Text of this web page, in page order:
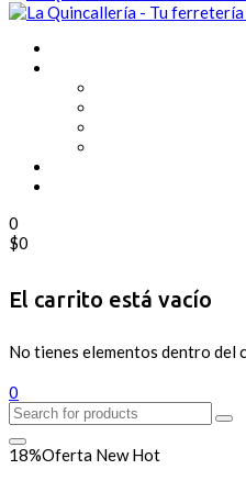
0
$0
El carrito está vacío
No tienes elementos dentro del
0
18%Oferta New Hot